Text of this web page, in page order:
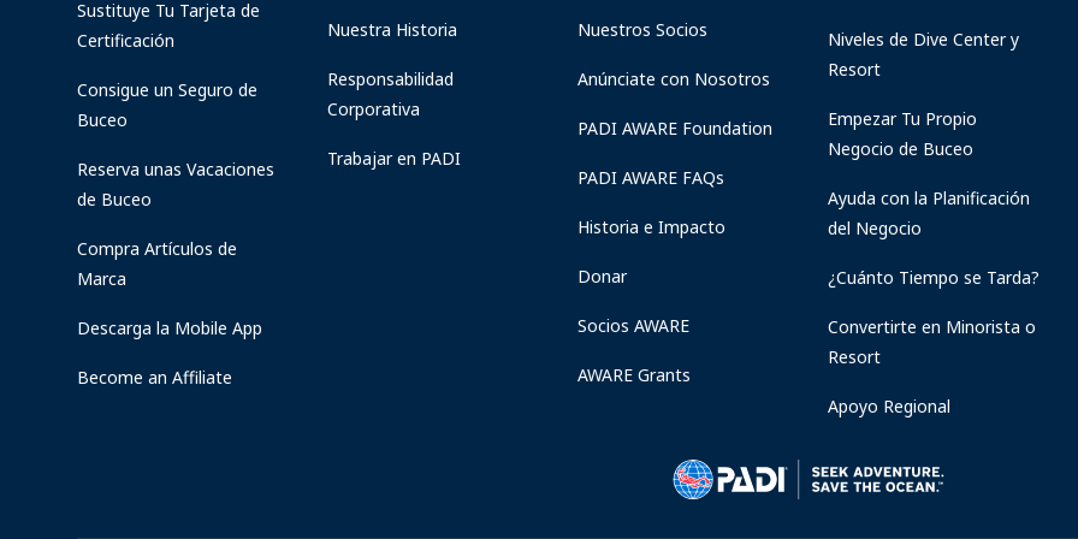
Sustituye Tu Tarjeta de
Certificación
Consigue un Seguro de
Buceo
Reserva unas Vacaciones
de Buceo
Compra Artículos de
Marca
Descarga la Mobile App
Become an Affiliate
Nuestra Historia
Responsabilidad
Corporativa
Trabajar en PADI
Nuestros Socios
Anúnciate con Nosotros
PADI AWARE Foundation
PADI AWARE FAQs
Historia e Impacto
Donar
Socios AWARE
AWARE Grants
Niveles de Dive Center y
Resort
Empezar Tu Propio
Negocio de Buceo
Ayuda con la Planificación
del Negocio
¿Cuánto Tiempo se Tarda?
Convertirte en Minorista o
Resort
Apoyo Regional